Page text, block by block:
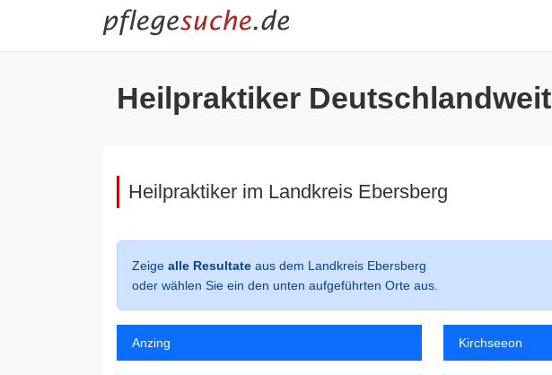
Heilpraktiker Deutschlandweit
Heilpraktiker im Landkreis Ebersberg
Zeige alle Resultate aus dem Landkreis Ebersberg
oder wählen Sie ein den unten aufgeführten Orte aus.
Anzing Kirchseeon